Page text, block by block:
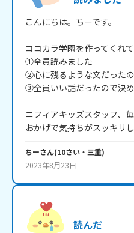
こんにちは。ちーです。
ココカラ学園を作ってくれ
①全員読みました
②心に残るような文だった
③全員いい話だったので決
ニフィアキッズスタッフ、
おかげで気持ちがスッキリ
ちーさん(10さい・ 三重)
2023年8月23日
読んだ